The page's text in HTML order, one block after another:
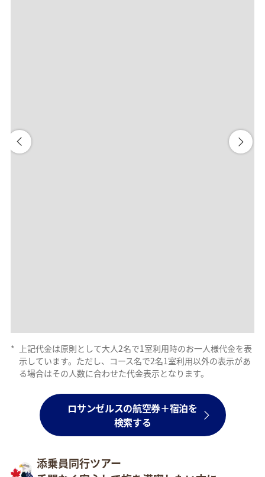
*
上記代金は原則として大人2名で1室利用時のお一人様代金を表
示しています。ただし、コース名で2名1室利用以外の表示があ
る場合はその人数に合わせた代金表示となります。
ロサンゼルスの航空券＋宿泊を
検索する
添乗員同行ツアー